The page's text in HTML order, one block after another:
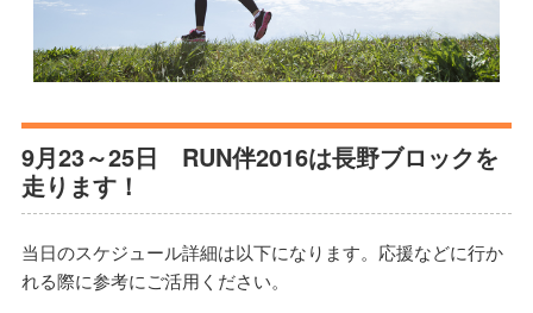
9月23～25日 RUN伴2016は長野ブロックを
走ります！
当日のスケジュール詳細は以下になります。応援などに行か
れる際に参考にご活用ください。